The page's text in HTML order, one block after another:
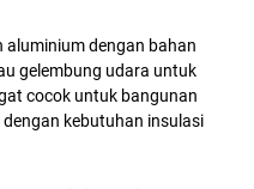
aluminium dengan bahan
gelembung udara untuk
cocok untuk bangunan
kebutuhan insulasi